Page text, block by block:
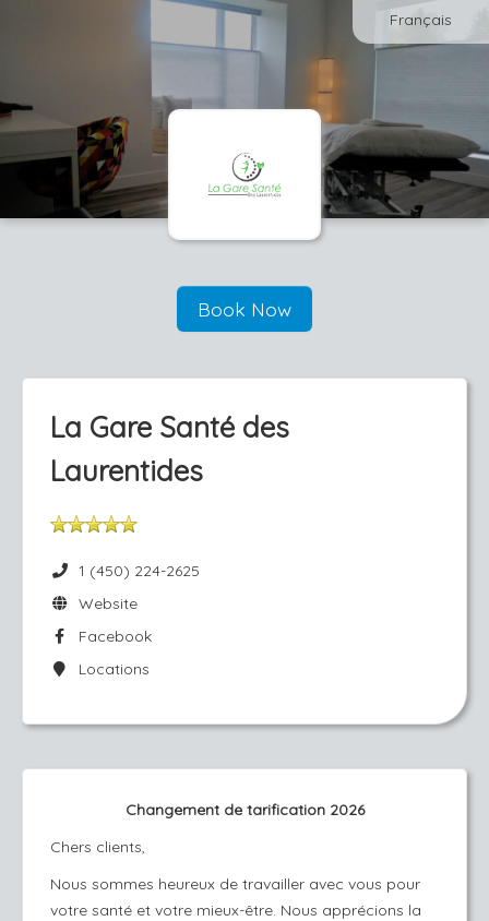
Français
Book Now
La Gare Santé des
Laurentides
1 (450) 224-2625
Website
Facebook
Locations
Changement de tarification 2026
Chers clients,
Nous sommes heureux de travailler avec vous pour
votre santé et votre mieux-être. Nous apprécions la